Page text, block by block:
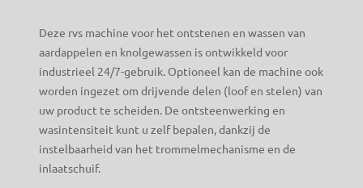
Deze rvs machine voor het ontstenen en wassen van
aardappelen en knolgewassen is ontwikkeld voor
industrieel 24/7-gebruik. Optioneel kan de machine ook
worden ingezet om drijvende delen (loof en stelen) van
uw product te scheiden. De ontsteenwerking en
wasintensiteit kunt u zelf bepalen, dankzij de
instelbaarheid van het trommelmechanisme en de
inlaatschuif.